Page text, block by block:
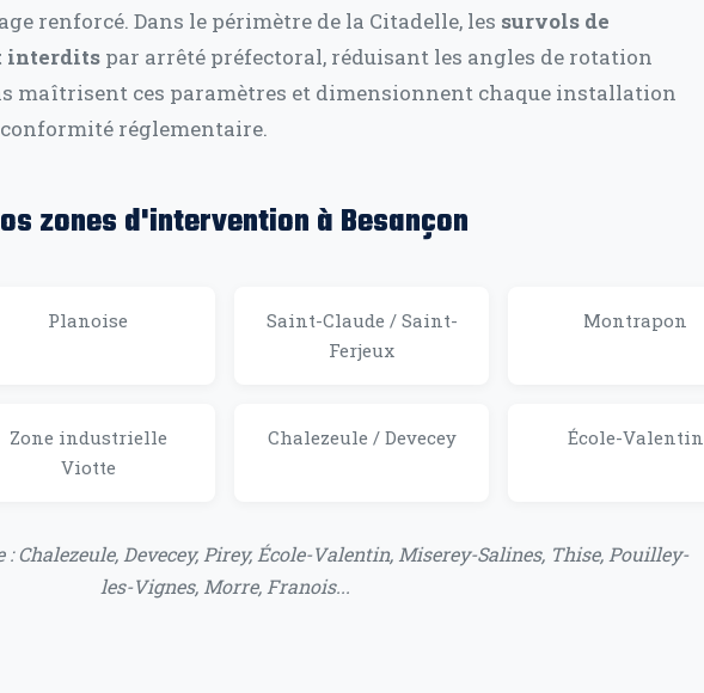
renforcé. Dans le périmètre de la Citadelle, les survols de
interdits par arrêté préfectoral, réduisant les angles de rotation
maîtrisent ces paramètres et dimensionnent chaque installation
réglementaire.
zones d'intervention à Besançon
Planoise
Saint-Claude / Saint-
Ferjeux
Montrapon
Zone industrielle
Viotte
Chalezeule / Devecey École-Valentin
Chalezeule, Devecey, Pirey, École-Valentin, Miserey-Salines, Thise, Pouilley-
les-Vignes, Morre, Franois...